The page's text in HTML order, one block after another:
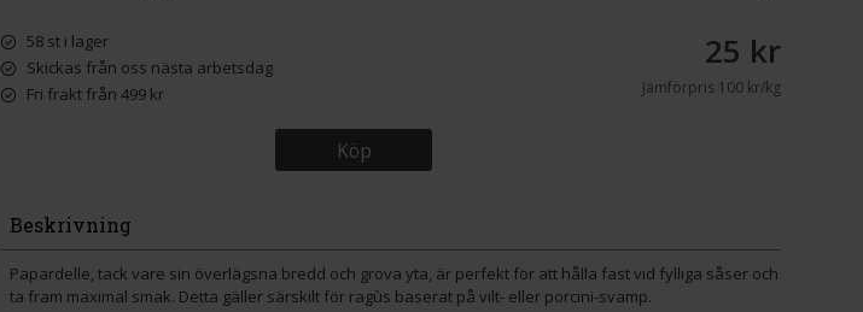
58 st i lager
Skickas från oss nästa arbetsdag
Fri frakt från 499 kr
25 kr
Jämförpris100 kr/kg
Köp
Beskrivning
Papardelle, tack vare sin överlägsna bredd och grova yta, är perfekt för att hålla fast vid fylliga såser och
ta fram maximal smak. Detta gäller särskilt för ragùs baserat på vilt- eller porcini-svamp.